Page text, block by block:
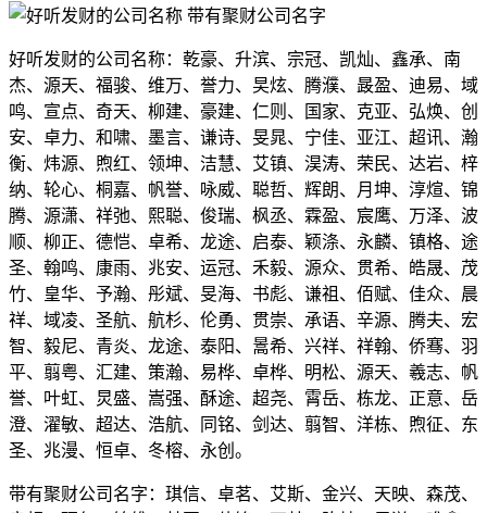
好听发财的公司名称：乾豪、升滨、宗冠、凯灿、鑫承、南
杰、源天、福骏、维万、誉力、旲炫、腾濮、晸盈、迪易、域
鸣、宣点、奇天、柳建、豪建、仁则、国家、克亚、弘焕、创
安、卓力、和啸、墨言、谦诗、旻晁、宁佳、亚江、超讯、瀚
衡、炜源、煦红、领坤、洁慧、艾镇、淏涛、荣民、达岩、梓
纳、轮心、桐嘉、帆誉、咏威、聪哲、辉朗、月坤、淳煊、锦
腾、源潇、祥弛、熙聪、俊瑞、枫丞、霖盈、宸鹰、万泽、波
顺、柳正、德恺、卓希、龙途、启泰、颖涤、永麟、镇格、途
圣、翰鸣、康雨、兆安、运冠、禾毅、源众、贯希、皓晟、茂
竹、皇华、予瀚、彤斌、旻海、书彪、谦祖、佰赋、佳众、晨
祥、域凌、圣航、航杉、伦勇、贯崇、承语、辛源、腾夫、宏
智、毅尼、青炎、龙途、泰阳、暠希、兴祥、祥翰、侨骞、羽
平、翦粤、汇建、策瀚、易桦、卓桦、明松、源天、羲志、帆
誉、叶虹、炅盛、嵩强、酥途、超尧、霄岳、栋龙、正意、岳
澄、濯敏、超达、浩航、同铭、剑达、翦智、洋栋、煦征、东
圣、兆漫、恒卓、冬榕、永创。
带有聚财公司名字：琪信、卓茗、艾斯、金兴、天映、森茂、